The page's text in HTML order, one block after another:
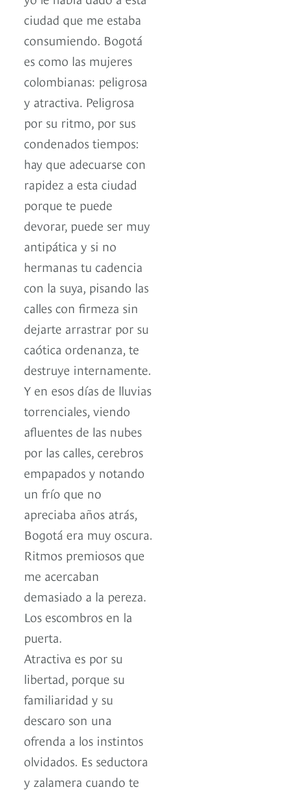
ciudad que me estaba
consumiendo. Bogotá
es como las mujeres
colombianas: peligrosa
y atractiva. Peligrosa
por su ritmo, por sus
condenados tiempos:
hay que adecuarse con
rapidez a esta ciudad
porque te puede
devorar, puede ser muy
antipática y si no
hermanas tu cadencia
con la suya, pisando las
calles con firmeza sin
dejarte arrastrar por su
caótica ordenanza, te
destruye internamente.
Y en esos días de lluvias
torrenciales, viendo
afluentes de las nubes
por las calles, cerebros
empapados y notando
un frío que no
apreciaba años atrás,
Bogotá era muy oscura.
Ritmos premiosos que
me acercaban
demasiado a la pereza.
Los escombros en la
puerta.
Atractiva es por su
libertad, porque su
familiaridad y su
descaro son una
ofrenda a los instintos
olvidados. Es seductora
y zalamera cuando te